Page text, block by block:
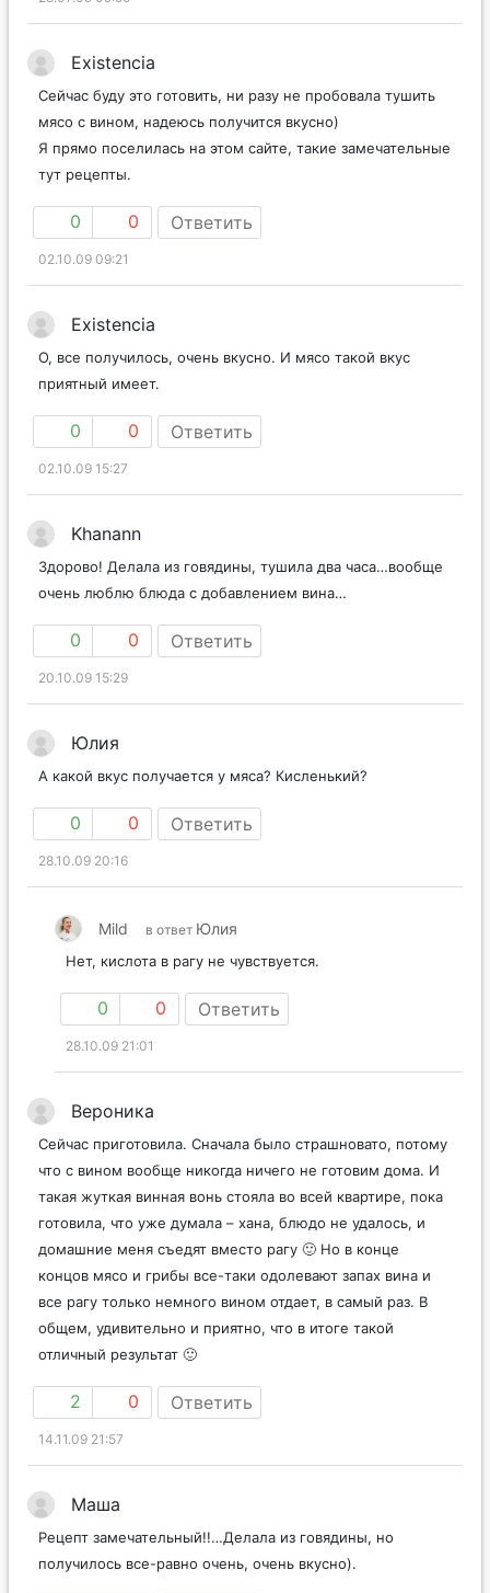
Existencia
Сейчас буду это готовить, ни разу не пробовала тушить
мясо с вином, надеюсь получится вкусно)
Я прямо поселилась на этом сайте, такие замечательные
тут рецепты.
0 0 Ответить
02.10.09 09:21
Existencia
О, все получилось, очень вкусно. И мясо такой вкус
приятный имеет.
0 0 Ответить
02.10.09 15:27
Khanann
Здорово! Делала из говядины, тушила два часа…вообще
очень люблю блюда с добавлением вина…
0 0 Ответить
20.10.09 15:29
Юлия
А какой вкус получается у мяса? Кисленький?
0 0 Ответить
28.10.09 20:16
Mild в ответ Юлия
Нет, кислота в рагу не чувствуется.
0 0 Ответить
28.10.09 21:01
Вероника
Сейчас приготовила. Сначала было страшновато, потому
что с вином вообще никогда ничего не готовим дома. И
такая жуткая винная вонь стояла во всей квартире, пока
готовила, что уже думала – хана, блюдо не удалось, и
домашние меня съедят вместо рагу 🙂 Но в конце
концов мясо и грибы все-таки одолевают запах вина и
все рагу только немного вином отдает, в самый раз. В
общем, удивительно и приятно, что в итоге такой
отличный результат 🙂
2 0 Ответить
14.11.09 21:57
Маша
Рецепт замечательный!!…Делала из говядины, но
получилось все-равно очень, очень вкусно).